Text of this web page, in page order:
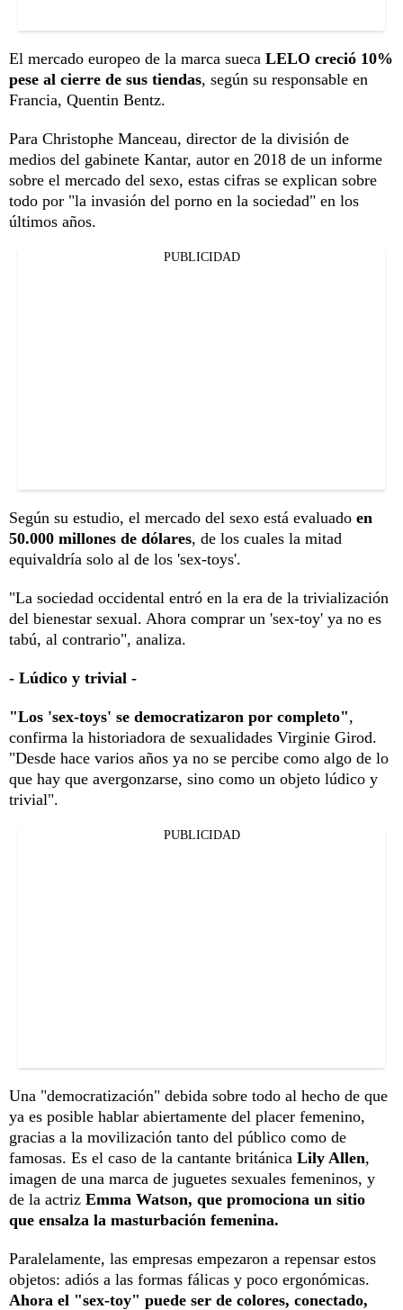
El mercado europeo de la marca sueca LELO creció 10%
pese al cierre de sus tiendas, según su responsable en
Francia, Quentin Bentz.
Para Christophe Manceau, director de la división de
medios del gabinete Kantar, autor en 2018 de un informe
sobre el mercado del sexo, estas cifras se explican sobre
todo por "la invasión del porno en la sociedad" en los
últimos años.
PUBLICIDAD
Según su estudio, el mercado del sexo está evaluado en
50.000 millones de dólares, de los cuales la mitad
equivaldría solo al de los 'sex-toys'.
"La sociedad occidental entró en la era de la trivialización
del bienestar sexual. Ahora comprar un 'sex-toy' ya no es
tabú, al contrario", analiza.
- Lúdico y trivial -
"Los 'sex-toys' se democratizaron por completo",
confirma la historiadora de sexualidades Virginie Girod.
"Desde hace varios años ya no se percibe como algo de lo
que hay que avergonzarse, sino como un objeto lúdico y
trivial".
PUBLICIDAD
Una "democratización" debida sobre todo al hecho de que
ya es posible hablar abiertamente del placer femenino,
gracias a la movilización tanto del público como de
famosas. Es el caso de la cantante británica Lily Allen,
imagen de una marca de juguetes sexuales femeninos, y
de la actriz Emma Watson, que promociona un sitio
que ensalza la masturbación femenina.
Paralelamente, las empresas empezaron a repensar estos
objetos: adiós a las formas fálicas y poco ergonómicas.
Ahora el "sex-toy" puede ser de colores, conectado,